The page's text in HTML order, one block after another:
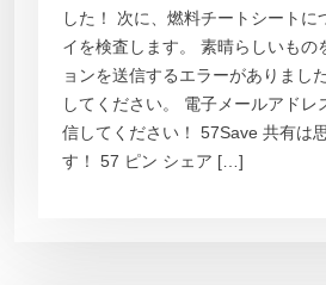
した！ 次に、燃料チートシートに
イを検査します。 素晴らしいもの
ョンを送信するエラーがありまし
してください。 電子メールアドレ
信してください！ 57Save 共有は
す！ 57 ピン シェア […]